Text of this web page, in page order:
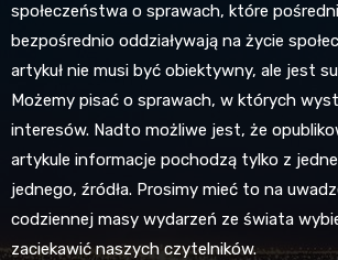
społeczeństwa o sprawach, które
bezpośrednio oddziaływają na życie
artykuł nie musi być obiektywny, ale jest
Możemy pisać o sprawach, w których
interesów. Nadto możliwe jest, że
artykule informacje pochodzą tylko z
jednego, źródła. Prosimy mieć to na
codziennej masy wydarzeń ze świata
zaciekawić naszych czytelników.